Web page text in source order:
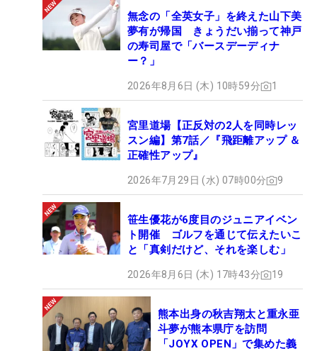
無念の「全英女子」を終えた山下美
夢有が帰国 きょうだい揃って神戸
の寿司屋で「バースデーディナ
ー？」
2026年8月6日 (木) 10時59分 1
宮里道場【正反対の2人を同時レッ
スン編】第7話／『飛距離アップ ＆
正確性アップ』
2026年7月29日 (水) 07時00分 9
笹生優花が6度目のジュニアイベン
ト開催 ゴルフを通じて伝えたいこ
と「真剣だけど、それを楽しむ」
2026年8月6日 (木) 17時43分 19
熊本出身の秋吉翔太と重永亜
斗夢が熊本県庁を訪問
「JOYX OPEN」で集めた義